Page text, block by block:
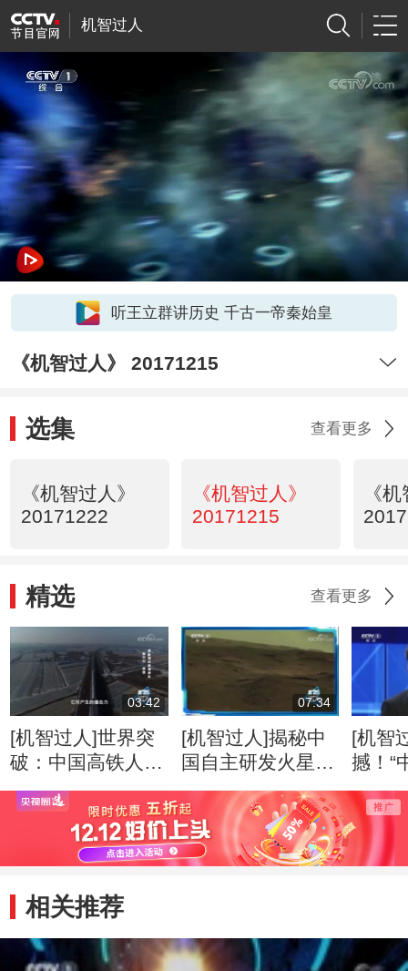
机智过人
听王立群讲历史 千古一帝秦始皇
《机智过人》 20171215
选集 查看更多
《机智过人》
20171222
《机智过人》
20171215
《
精选 查看更多
03:42
[机智过人]世界突
破：中国高铁人机
协作零误差停车
07:34
[机智过人]揭秘中
国自主研发火星漫
游车 嘉宾争先起
名
[机智
撼！“
兴号
相关推荐